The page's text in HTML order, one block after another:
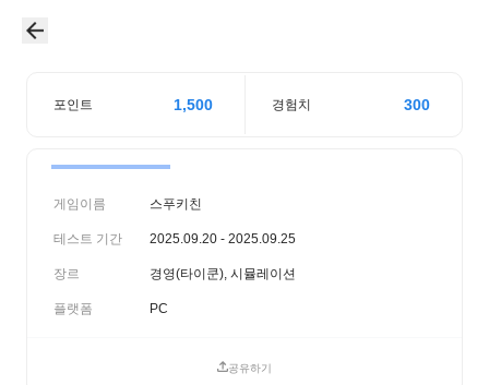
포인트 1,500 경험치 300
게임이름 스푸키친
테스트 기간 2025.09.20 - 2025.09.25
장르 경영(타이쿤), 시뮬레이션
플랫폼 PC
공유하기